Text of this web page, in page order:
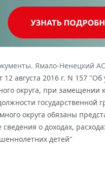
Ямало-Ненецкий
августа 2016 г. N 157
округа, при замещении
государственной
округа обязаны
о доходах,
детей"